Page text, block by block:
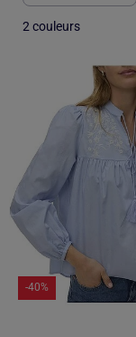
2 couleurs
-40%